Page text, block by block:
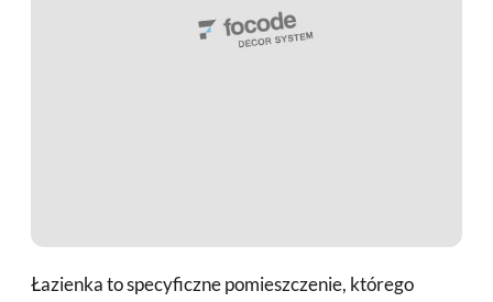
Łazienka to specyficzne pomieszczenie, którego